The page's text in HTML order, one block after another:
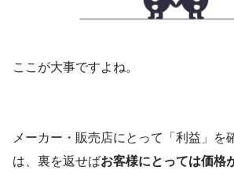
ここが大事ですよね。
メーカー・販売店にとって「利益」を
は、裏を返せばお客様にとっては価格